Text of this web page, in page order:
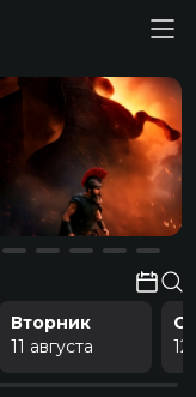
Вторник
11 августа
12